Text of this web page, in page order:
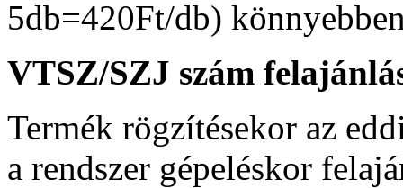
5db=420Ft/db)
VTSZ/SZJ szám
Termék rögzítésekor az
a rendszer gépeléskor